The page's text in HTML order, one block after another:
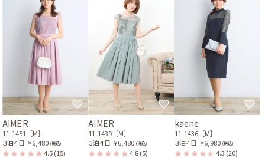
AIMER
11-1451［M］
３泊４日 ￥6,480 (税込)
4.5(15)
AIMER
11-1439［M］
３泊４日 ￥6,480 (税込)
4.8(5)
kaene
11-1436［M］
３泊４日 ￥6,980 (税込)
4.3 (20)